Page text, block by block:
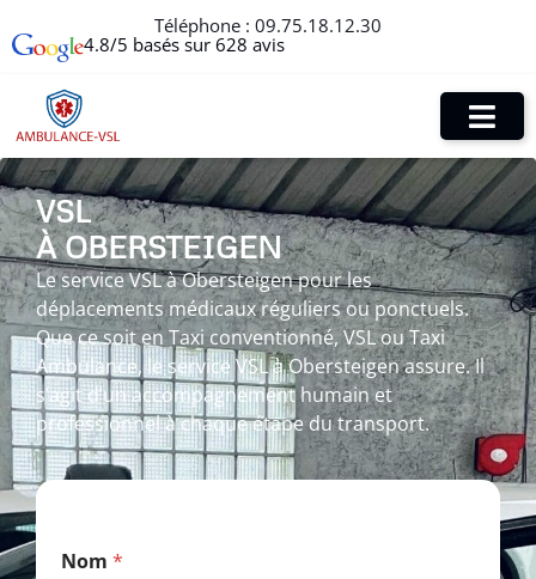
Téléphone : 09.75.18.12.30
4.8/5 basés sur 628 avis
VSL
À OBERSTEIGEN
Le service VSL à Obersteigen pour les
déplacements médicaux réguliers ou ponctuels.
Que ce soit en Taxi conventionné, VSL ou Taxi
Ambulance, le service VSL à Obersteigen assure. Il
s’agit d’un accompagnement humain et
professionnel à chaque étape du transport.
*
Nom *